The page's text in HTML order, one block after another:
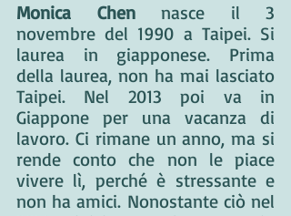
Monica Chen nasce il 3
novembre del 1990 a Taipei. Si
laurea in giapponese. Prima
della laurea, non ha mai lasciato
Taipei. Nel 2013 poi va in
Giappone per una vacanza di
lavoro. Ci rimane un anno, ma si
rende conto che non le piace
vivere lì, perché è stressante e
non ha amici. Nonostante ciò nel